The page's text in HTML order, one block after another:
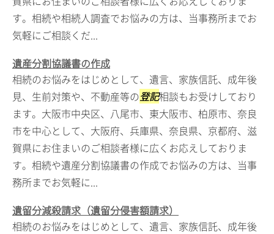
す。相続や相続人調査でお悩みの方は、当事務所までお
気軽にご相談くだ...
遺産分割協議書の作成
相続のお悩みをはじめとして、遺言、家族信託、成年後
見、生前対策や、不動産等の登記相談もお受けしており
ます。大阪市中央区、八尾市、東大阪市、柏原市、奈良
市を中心として、大阪府、兵庫県、奈良県、京都府、滋
賀県にお住まいのご相談者様に広くお応えしておりま
す。相続や遺産分割協議書の作成でお悩みの方は、当事
務所までお気軽に...
遺留分減殺請求（遺留分侵害額請求）
相続のお悩みをはじめとして、遺言、家族信託、成年後